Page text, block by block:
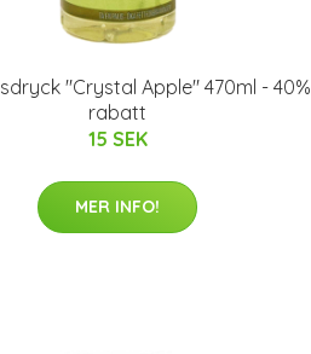
"Crystal Apple" 470ml - 40%
rabatt
15 SEK
MER INFO!